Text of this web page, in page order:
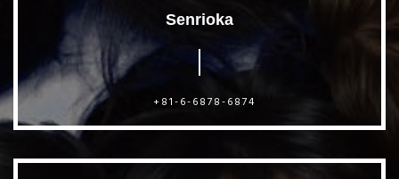
Senrioka
+81-6-6878-6874